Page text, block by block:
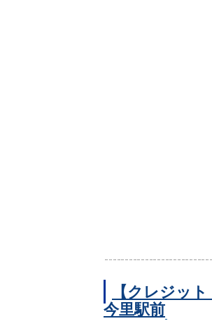
【クレジッ
今里駅前